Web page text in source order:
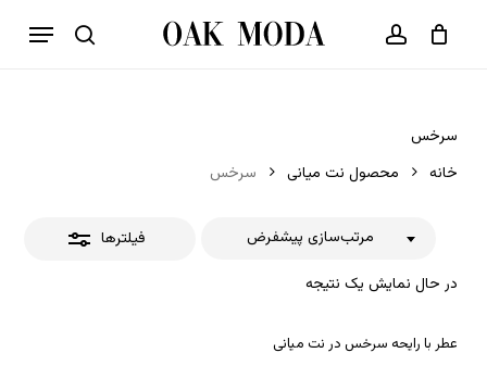
جستجو حساب کاربری
فهرست
سبد خرید بستن
سرخس
خانه
محصول نت میانی سرخس
فیلترها
در حال نمایش یک نتیجه
مرتب‌سازی پیشفرض
بستن
عطر با رایحه سرخس در نت میانی